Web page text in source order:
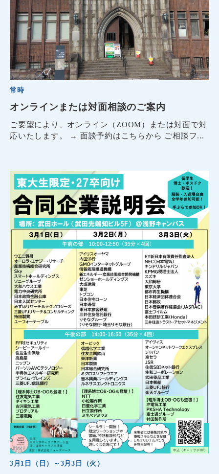
常時
オンラインまたは対面相談のご案内
ご要望により、オンライン（ZOOM）または対面で対
応いたします。 → 面談予約はこちらから ご相談フ...
3月1日（日）～3月3日（火）